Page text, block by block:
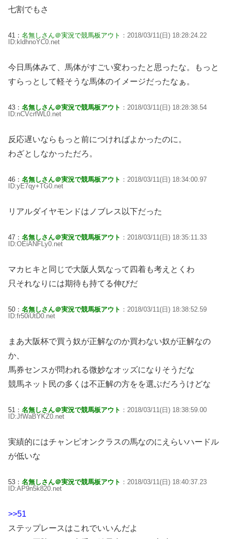
七割でもさ
41： 名無しさん＠実況で競馬板アウト ：2018/03/11(日) 18:28:24.22
ID:kldhnoYC0.net
今日馬体みて、馬体がすごい変わったと思ったな。もっと
すらっとして軽そうな馬体のイメージだったなぁ。
43： 名無しさん＠実況で競馬板アウト ：2018/03/11(日) 18:28:38.54
ID:nCVcrfWL0.net
反応遅いならもっと前につければよかったのに。
わざとしなかっただろ。
46： 名無しさん＠実況で競馬板アウト ：2018/03/11(日) 18:34:00.97
ID:yE7qy+TG0.net
リアルダイヤモンドはノブレス以下だった
47： 名無しさん＠実況で競馬板アウト ：2018/03/11(日) 18:35:11.33
ID:OEiANFLy0.net
マカヒキと同じで大阪人気なって四着も考えとくわ
只それなりには期待も持てる伸びだ
50： 名無しさん＠実況で競馬板アウト ：2018/03/11(日) 18:38:52.59
ID:fr50iUtD0.net
まあ大阪杯で買う奴が正解なのか買わない奴が正解なの
か、
馬券センスが問われる微妙なオッズになりそうだな
競馬ネット民の多くは不正解の方をを選ぶだろうけどな
51： 名無しさん＠実況で競馬板アウト ：2018/03/11(日) 18:38:59.00
ID:JfWaBYKZ0.net
実績的にはチャンピオンクラスの馬なのにえらいハードル
が低いな
53： 名無しさん＠実況で競馬板アウト ：2018/03/11(日) 18:40:37.23
ID:AP9n5k820.net
>>51
ステップレースはこれでいいんだよ